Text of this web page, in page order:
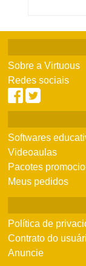
Sobre a Virtuous
Redes sociais
Softwares
Videoaulas
Pacotes
Meus pedidos
Política de
Contrato do
Anuncie